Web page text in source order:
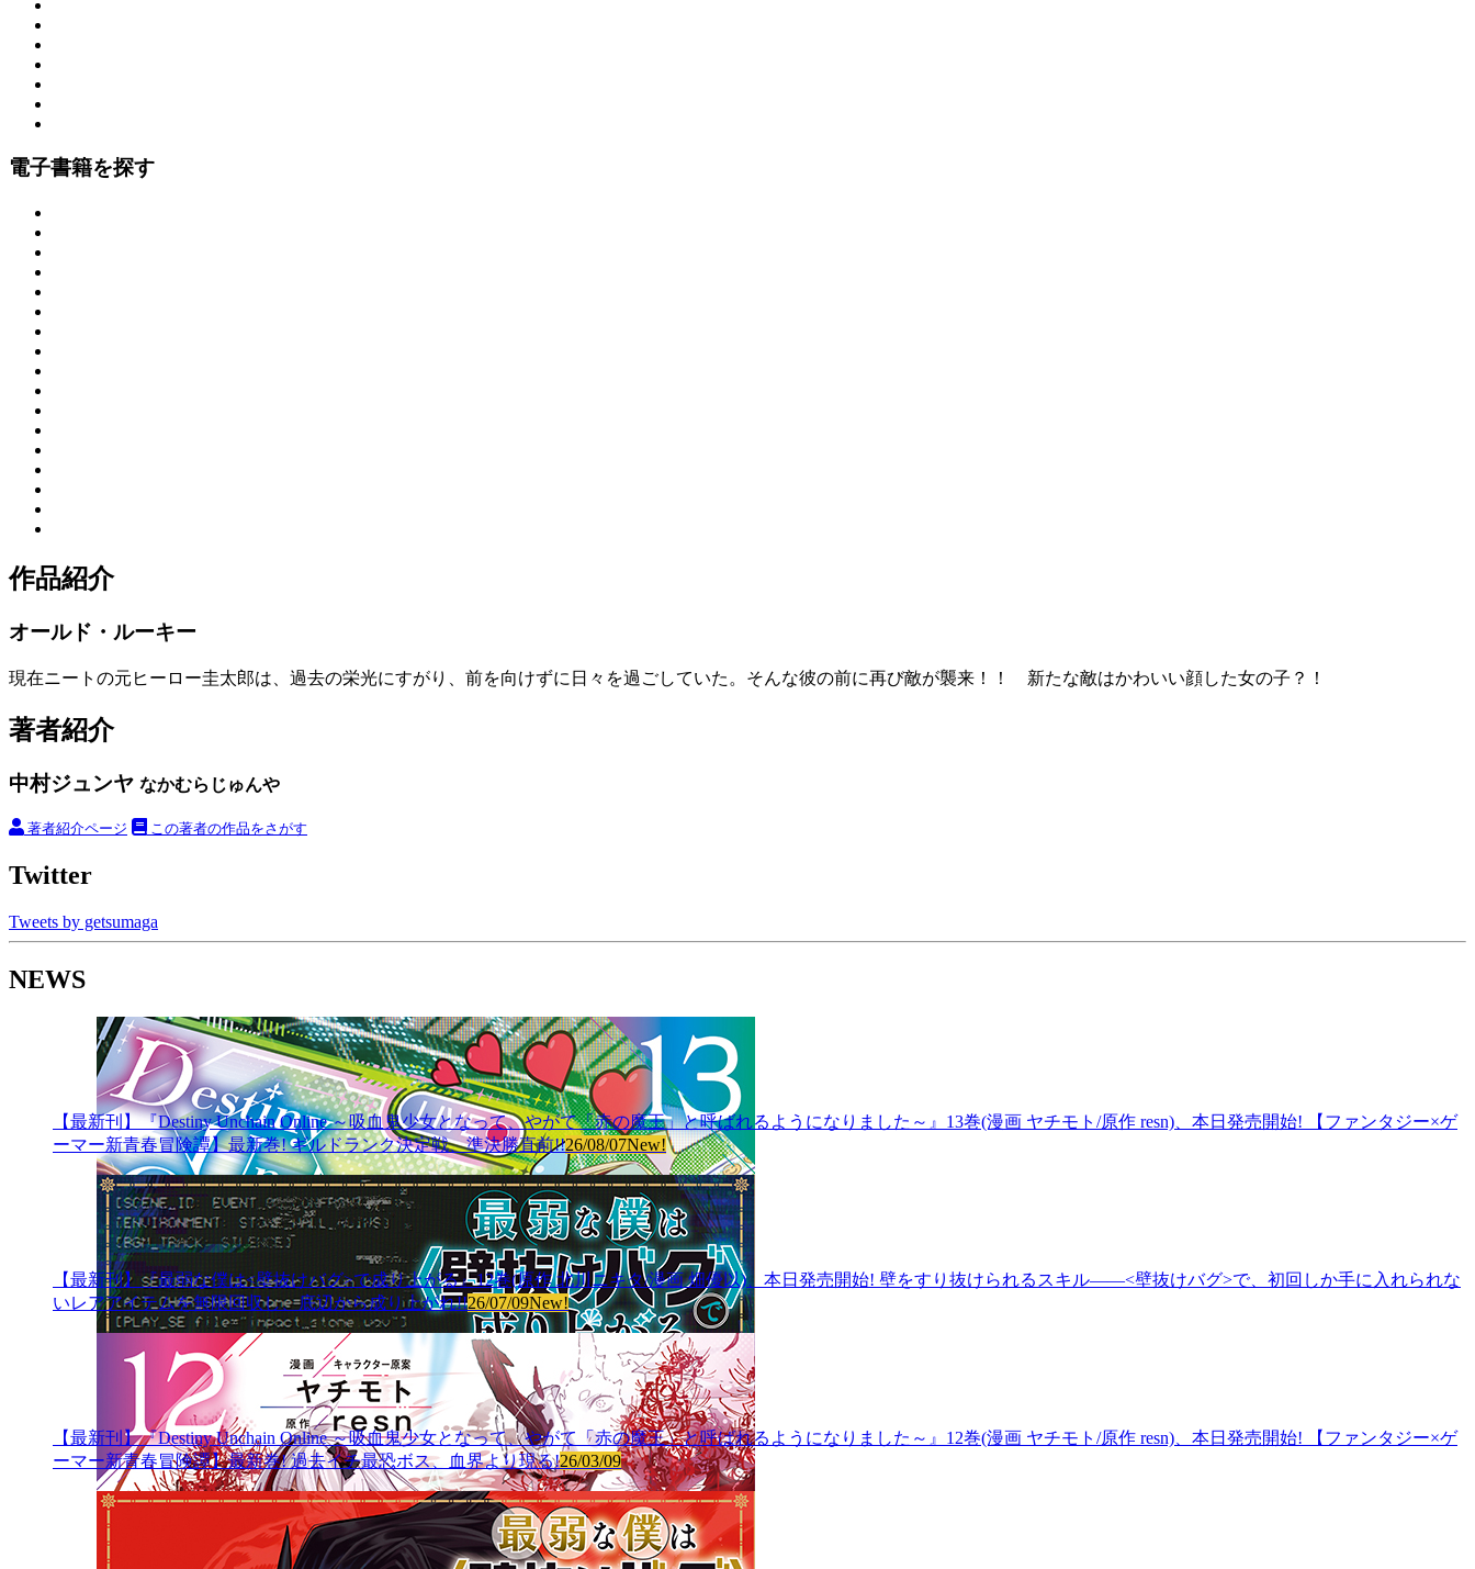
電子書籍を探す
作品紹介
オールド・ルーキー
現在ニートの元ヒーロー圭太郎は、過去の栄光にすがり、前を向けずに日々を過ごしていた。そんな彼の前に再び敵が襲来！！ 新たな敵はかわいい顔した女の子？！
著者紹介
中村ジュンヤ なかむらじゅんや
著者紹介ページ この著者の作品をさがす
Twitter
Tweets by getsumaga
NEWS
【最新刊】『Destiny Unchain Online ～吸血鬼少女となって、やがて「赤の魔王」と呼ばれるようになりました～』13巻(漫画 ヤチモト/原作 resn)、本日発売開始! 【ファンタジー×ゲ
ーマー新青春冒険譚】最新巻! ギルドランク決定戦、準決勝直前!!26/08/07New!
【最新刊】『最弱な僕は<壁抜けバグ>で成り上がる』12巻(原作 北川ニキタ/漫画 畑優以)、本日発売開始! 壁をすり抜けられるスキル――<壁抜けバグ>で、初回しか手に入れられな
いレアアイテムを無限回収し、底辺から成り上がれ!!26/07/09New!
【最新刊】『Destiny Unchain Online ～吸血鬼少女となって、やがて「赤の魔王」と呼ばれるようになりました～』12巻(漫画 ヤチモト/原作 resn)、本日発売開始! 【ファンタジー×ゲ
ーマー新青春冒険譚】最新巻! 過去イチ最恐ボス、血界より現る!26/03/09